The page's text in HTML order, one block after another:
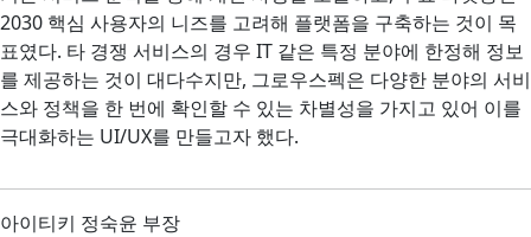
2030 핵심 사용자의 니즈를 고려해 플랫폼을 구축하는 것이 목
표였다. 타 경쟁 서비스의 경우 IT 같은 특정 분야에 한정해 정보
를 제공하는 것이 대다수지만, 그로우스펙은 다양한 분야의 서비
스와 정책을 한 번에 확인할 수 있는 차별성을 가지고 있어 이를
극대화하는 UI/UX를 만들고자 했다.
아이티키 정숙윤 부장